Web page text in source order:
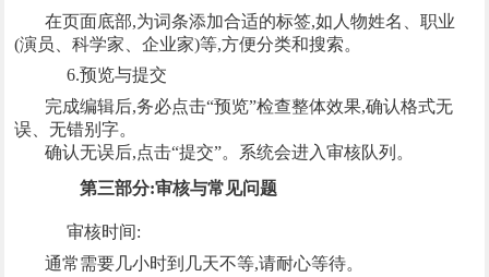
在页面底部,为词条添加合适的标签,如人物姓名、职业
(演员、科学家、企业家)等,方便分类和搜索。
6.预览与提交
完成编辑后,务必点击“预览”检查整体效果,确认格式无
误、无错别字。
确认无误后,点击“提交”。系统会进入审核队列。
第三部分:审核与常见问题
审核时间:
通常需要几小时到几天不等,请耐心等待。